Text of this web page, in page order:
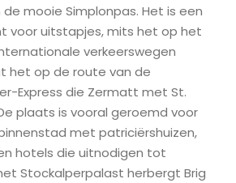
mooie Simplonpas. Het is een
voor uitstapjes, mits het op het
verkeerswegen
het op de route van de
Express die Zermatt met St.
plaats is vooral geroemd voor
met patriciërshuizen,
hotels die uitnodigen tot
Stockalperpalast herbergt Brig